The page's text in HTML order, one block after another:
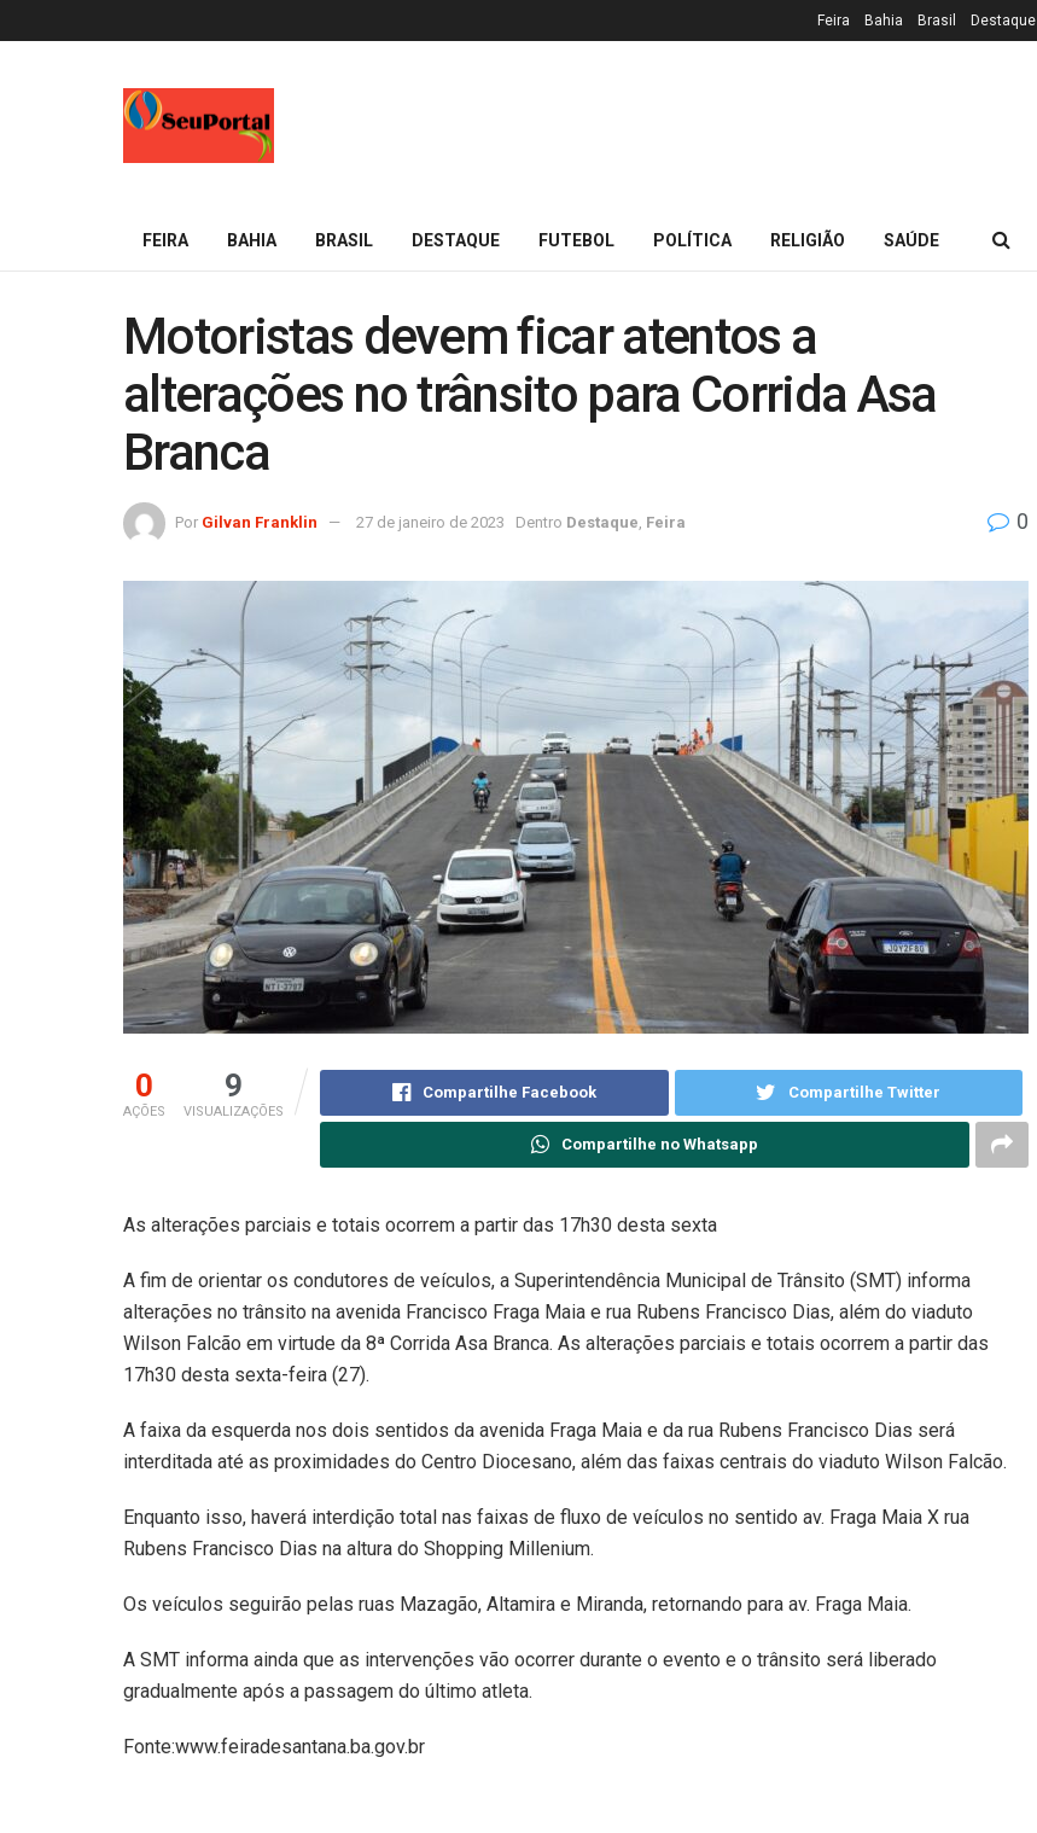
Feira Bahia Brasil Destaque
FEIRA BAHIA BRASIL DESTAQUE FUTEBOL POLÍTICA RELIGIÃO SAÚDE
Motoristas devem ficar atentos a
alterações no trânsito para Corrida Asa
Branca
Por Gilvan Franklin 27 de janeiro de 2023 Dentro Destaque Feira 0
0
AÇÕES
9
VISUALIZAÇÕES
Compartilhe Facebook Compartilhe Twitter
Compartilhe no Whatsapp
As alterações parciais e totais ocorrem a partir das 17h30 desta sexta
A fim de orientar os condutores de veículos, a Superintendência Municipal de Trânsito (SMT) informa
alterações no trânsito na avenida Francisco Fraga Maia e rua Rubens Francisco Dias, além do viaduto
Wilson Falcão em virtude da 8ª Corrida Asa Branca. As alterações parciais e totais ocorrem a partir das
17h30 desta sexta-feira (27).
A faixa da esquerda nos dois sentidos da avenida Fraga Maia e da rua Rubens Francisco Dias será
interditada até as proximidades do Centro Diocesano, além das faixas centrais do viaduto Wilson Falcão.
Enquanto isso, haverá interdição total nas faixas de fluxo de veículos no sentido av. Fraga Maia X rua
Rubens Francisco Dias na altura do Shopping Millenium.
Os veículos seguirão pelas ruas Mazagão, Altamira e Miranda, retornando para av. Fraga Maia.
A SMT informa ainda que as intervenções vão ocorrer durante o evento e o trânsito será liberado
gradualmente após a passagem do último atleta.
Fonte:www.feiradesantana.ba.gov.br